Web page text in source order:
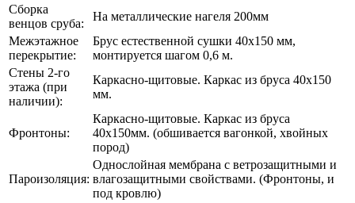
Сборка
венцов сруба:
На металлические нагеля 200мм
Межэтажное
перекрытие:
Брус естественной сушки 40х150 мм,
монтируется шагом 0,6 м.
Стены 2-го
этажа (при
наличии):
Каркасно-щитовые. Каркас из бруса 40х150
мм.
Фронтоны:
Каркасно-щитовые. Каркас из бруса
40х150мм. (обшивается вагонкой, хвойных
пород)
Пароизоляция:
Однослойная мембрана с ветрозащитными и
влагозащитными свойствами. (Фронтоны, и
под кровлю)